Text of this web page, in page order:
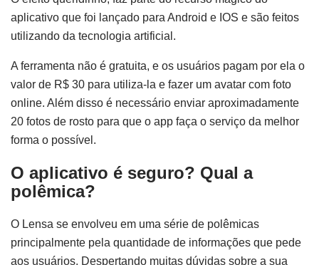
aplicativo que foi lançado para Android e IOS e são feitos
utilizando da tecnologia artificial.
A ferramenta não é gratuita, e os usuários pagam por ela o
valor de R$ 30 para utiliza-la e fazer um avatar com foto
online. Além disso é necessário enviar aproximadamente
20 fotos de rosto para que o app faça o serviço da melhor
forma o possível.
O aplicativo é seguro? Qual a
polêmica?
O Lensa se envolveu em uma série de polêmicas
principalmente pela quantidade de informações que pede
aos usuários. Despertando muitas dúvidas sobre a sua